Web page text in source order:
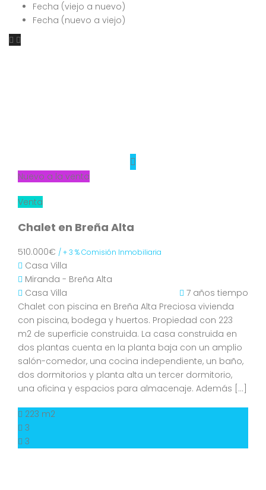
Fecha (viejo a nuevo)
Fecha (nuevo a viejo)
Nuevo a la venta
Venta
Chalet en Breña Alta
510.000€ / + 3 % Comisión Inmobiliaria
Casa Villa
Miranda - Breña Alta
Casa Villa
7 años tiempo
Chalet con piscina en Breña Alta Preciosa vivienda
con piscina, bodega y huertos. Propiedad con 223
m2 de superficie construida. La casa construida en
dos plantas cuenta en la planta baja con un amplio
salón-comedor, una cocina independiente, un baño,
dos dormitorios y planta alta un tercer dormitorio,
una oficina y espacios para almacenaje. Además […]
223 m2
3
3